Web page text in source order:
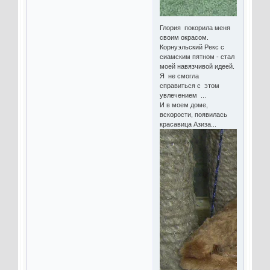
Глория покорила меня
своим окрасом.
Корнуэльский Рекс с
сиамским пятном - стал
моей навязчивой идеей.
Я не смогла
справиться с этом
увлечением ...
И в моем доме,
вскорости, появилась
красавица Азиза...